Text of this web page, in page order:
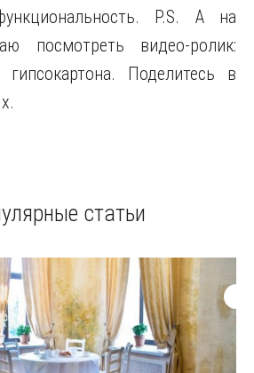
P.S. А на
посмотреть видео-ролик:
Поделитесь в
статьи